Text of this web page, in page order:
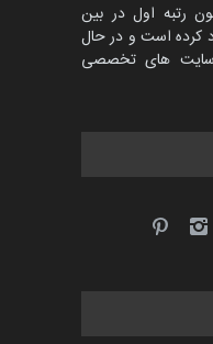
رتبه اول در بین
است و در حال
سایت های تخصصی